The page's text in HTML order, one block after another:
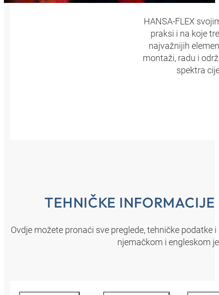
HANSA‑FLEX
praksi i na koje
najvažnijih
montaži, radu i
spektra
TEHNIČKE
Ovdje možete pronaći sve preglede, tehničke
njemačkom i engleskom